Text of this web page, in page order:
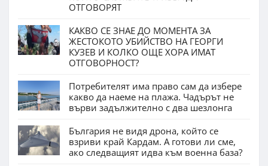
ОТГОВОРЯТ
КАКВО СЕ ЗНАЕ ДО МОМЕНТА ЗА
ЖЕСТОКОТО УБИЙСТВО НА ГЕОРГИ
КУЗЕВ И КОЛКО ОЩЕ ХОРА ИМАТ
ОТГОВОРНОСТ?
Потребителят има право сам да избере
какво да наеме на плажа. Чадърът не
върви задължително с два шезлонга
България не видя дрона, който се
взриви край Кардам. А готови ли сме,
ако следващият идва към военна база?